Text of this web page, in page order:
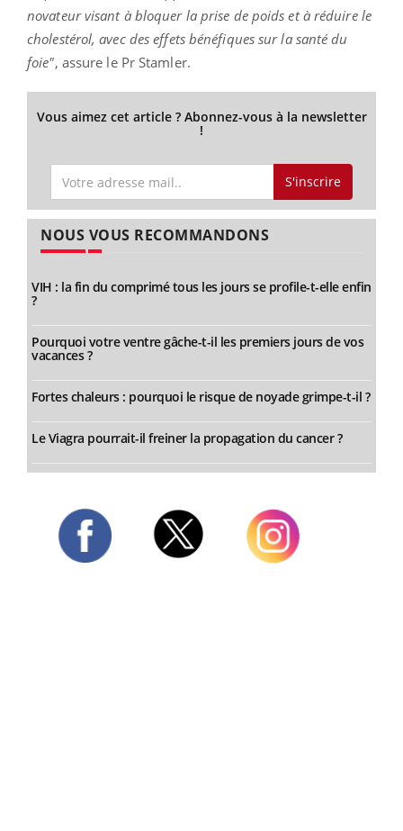
novateur visant à bloquer la prise de poids et à réduire le
cholestérol, avec des effets bénéfiques sur la santé du
foie", assure le Pr Stamler.
Vous aimez cet article ? Abonnez-vous à la newsletter
!
S'inscrire
NOUS VOUS RECOMMANDONS
VIH : la fin du comprimé tous les jours se profile-t-elle enfin
?
Pourquoi votre ventre gâche-t-il les premiers jours de vos
vacances ?
Fortes chaleurs : pourquoi le risque de noyade grimpe-t-il ?
Le Viagra pourrait-il freiner la propagation du cancer ?